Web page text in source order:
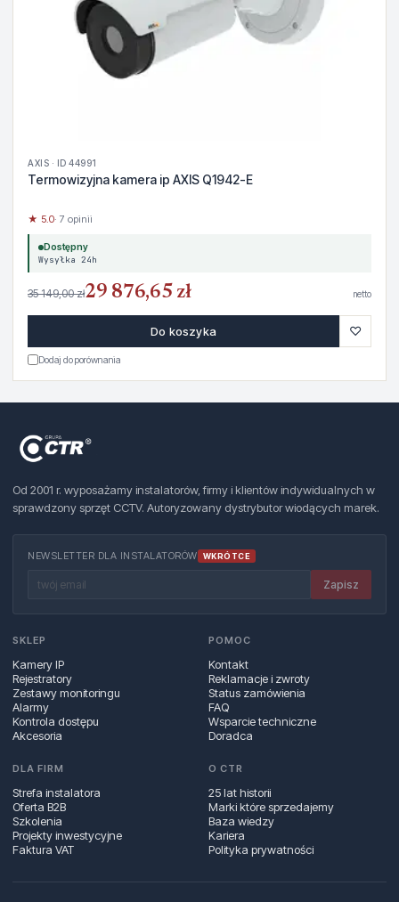
AXIS · ID 44991
Termowizyjna kamera ip AXIS Q1942-E
★ 5.0· 7 opinii
Dostępny
Wysyłka 24h
35 149,00 zł29 876,65 zł netto
Do koszyka ♡
Dodaj do porównania
Od 2001 r. wyposażamy instalatorów, firmy i klientów indywidualnych w
sprawdzony sprzęt CCTV. Autoryzowany dystrybutor wiodących marek.
NEWSLETTER DLA INSTALATORÓW WKRÓTCE
Zapisz
SKLEP
Kamery IP
Rejestratory
Zestawy monitoringu
Alarmy
Kontrola dostępu
Akcesoria
POMOC
Kontakt
Reklamacje i zwroty
Status zamówienia
FAQ
Wsparcie techniczne
Doradca
DLA FIRM
Strefa instalatora
Oferta B2B
Szkolenia
Projekty inwestycyjne
Faktura VAT
O CTR
25 lat historii
Marki które sprzedajemy
Baza wiedzy
Kariera
Polityka prywatności